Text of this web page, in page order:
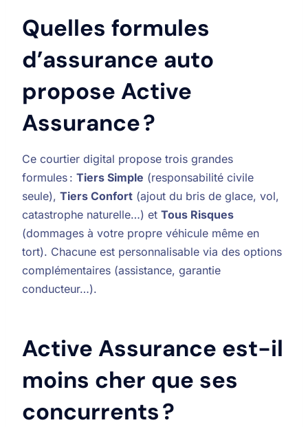
Quelles formules
d’assurance auto
propose Active
Assurance ?
Ce courtier digital propose trois grandes
formules : Tiers Simple (responsabilité civile
seule), Tiers Confort (ajout du bris de glace, vol,
catastrophe naturelle…) et Tous Risques
(dommages à votre propre véhicule même en
tort). Chacune est personnalisable via des options
complémentaires (assistance, garantie
conducteur…).
Active Assurance est-il
moins cher que ses
concurrents ?